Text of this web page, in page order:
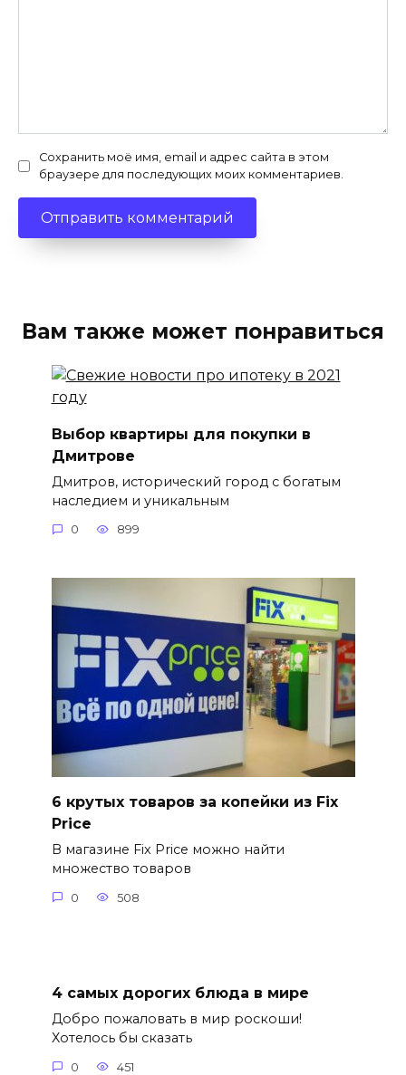
Сохранить моё имя, email и адрес сайта в этом
браузере для последующих моих комментариев.
Вам также может понравиться
Выбор квартиры для покупки в
Дмитрове
Дмитров, исторический город с богатым
наследием и уникальным
0 899
6 крутых товаров за копейки из Fix
Price
В магазине Fix Price можно найти
множество товаров
0 508
4 самых дорогих блюда в мире
Добро пожаловать в мир роскоши!
Хотелось бы сказать
0 451